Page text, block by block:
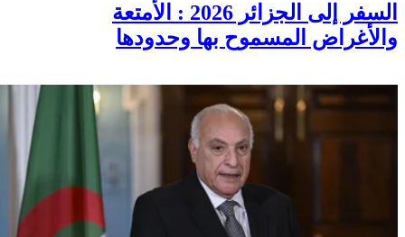
السفر إلى الجزائر 2026 : الأمتعة
والأغراض المسموح بها وحدودها